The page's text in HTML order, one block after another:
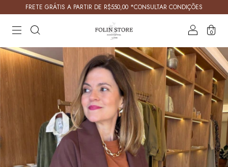
FRETE GRÁTIS A PARTIR DE R$550,00 *CONSULTAR CONDIÇÕES
0